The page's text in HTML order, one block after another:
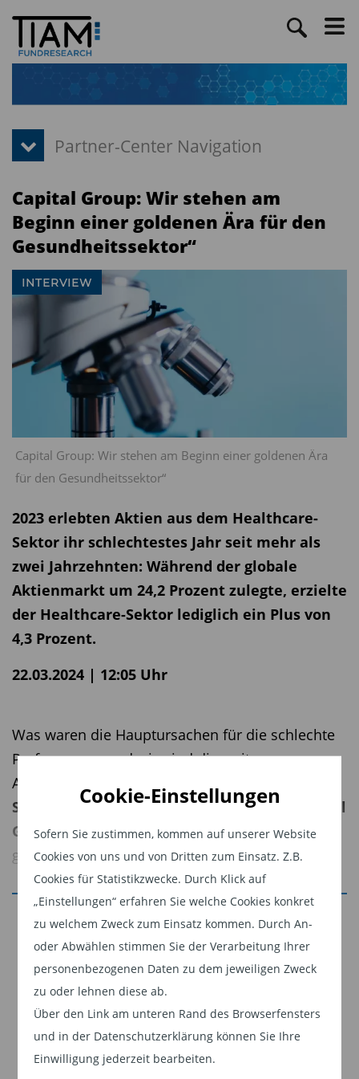
Cookie-Einstellungen
Sofern Sie zustimmen, kommen auf unserer Website
Cookies von uns und von Dritten zum Einsatz. Z.B.
Cookies für Statistikzwecke. Durch Klick auf
„Einstellungen“ erfahren Sie welche Cookies konkret
zu welchem Zweck zum Einsatz kommen. Durch An-
oder Abwählen stimmen Sie der Verarbeitung Ihrer
personenbezogenen Daten zu dem jeweiligen Zweck
zu oder lehnen diese ab.
Über den Link am unteren Rand des Browserfensters
und in der Datenschutzerklärung können Sie Ihre
Einwilligung jederzeit bearbeiten.
Capital Group: Wir stehen am
Beginn einer goldenen Ära für den
Gesundheitssektor“
Capital Group: Wir stehen am Beginn einer goldenen Ära
für den Gesundheitssektor“
INTERVIEW
2023 erlebten Aktien aus dem Healthcare-
Sektor ihr schlechtestes Jahr seit mehr als
zwei Jahrzehnten: Während der globale
Aktienmarkt um 24,2 Prozent zulegte, erzielte
der Healthcare-Sektor lediglich ein Plus von
4,3 Prozent.
22.03.2024 | 12:05 Uhr
Was waren die Hauptursachen für die schlechte
Performance, und wie sind die weiteren
Aussichten? Trotz der aktuellen Schwäche ist
Steven Smith, Investment Director bei Capital
Group,überzeugt: „Wir stehen am Beginn einer
goldenen Ära für den Gesundheitssektor.“
Diagnose: Was sind die Ursachen für aktuelle
Schwäche des Healthcare-Sektors?
Smith sieht hierfür mehrere Ursachen: „Die
Aufregung um die Chancen durch künstliche
Intelligenz (KI) zusammen mit der Erwartung,
dass die Zentralbanken in den Industrieländern
Jetzt weiterlesen
Dieser Inhalt ist für professionelle Anleger
bestimmt. Mit Klick auf "Weiter" bestätigen
Sie, dass Sie ein professioneller Anleger sind
und stimmen unsererDatenschutzerklärung
zu.